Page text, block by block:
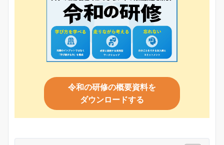
令和の研修の概要資料を
ダウンロードする